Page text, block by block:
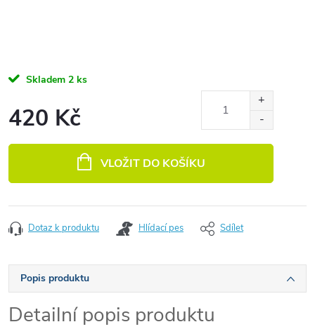
Skladem 2 ks
420 Kč
VLOŽIT DO KOŠÍKU
Dotaz k produktu Hlídací pes Sdílet
Popis produktu
Detailní popis produktu